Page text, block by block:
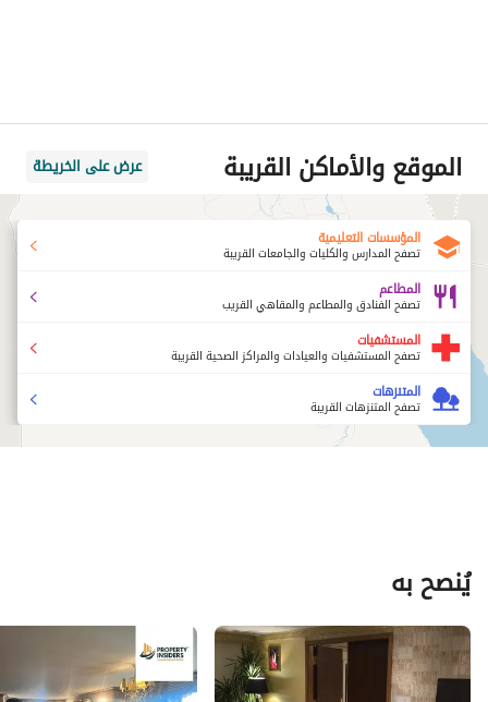
الموقع والأماكن القريبة عرض على الخريطة
المؤسسات التعليمية
تصفح المدارس والكليات والجامعات القريبة
المطاعم
تصفح الفنادق والمطاعم والمقاهي القريب
المستشفيات
تصفح المستشفيات والعيادات والمراكز الصحية القريبة
المتنزهات
تصفح المتنزهات القريبة
يُنصح به